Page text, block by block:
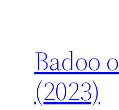
Badoo
(2023)